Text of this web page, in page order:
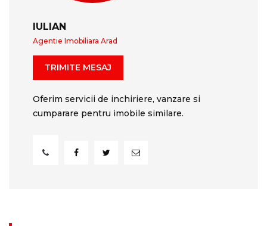
IULIAN
Agentie Imobiliara Arad
TRIMITE MESAJ
Oferim servicii de inchiriere, vanzare si
cumparare pentru imobile similare.